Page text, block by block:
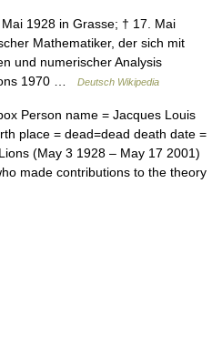
1928 in Grasse; † 17. Mai
Mathematiker, der sich mit
und numerischer Analysis
1970 …
Deutsch Wikipedia
Person name = Jacques Louis
place = dead=dead death date =
(May 3 1928 – May 17 2001)
made contributions to the theory